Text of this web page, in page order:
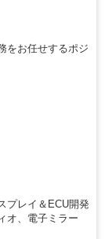
をお任せするポジ
プレイ＆ECU開発
オ、電子ミラー